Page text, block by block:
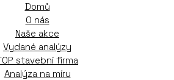
Domů
O nás
Naše akce
Vydané analýzy
stavební firma
Analýza na míru